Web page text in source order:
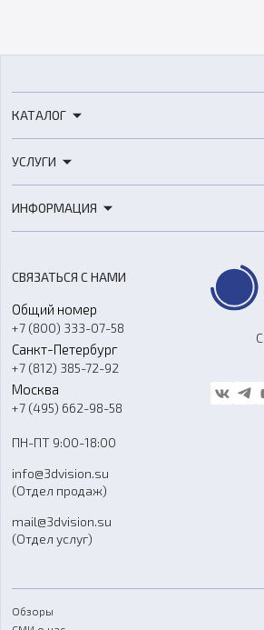
КАТАЛОГ
3D-сканеры
Расходные материалы
Оборудование и материалы для
Аксессуары и прочее оборудование
Программное обеспечение
УСЛУГИ
3D-моделирование
Ремонт и услуги
ИНФОРМАЦИЯ
О компании
Контакты
Гос. закупки
Стать дилером
Блог
FAQ
СВЯЗАТЬСЯ С НАМИ
Общий номер
+7 (800) 333-07-58
Санкт-Петербург
+7 (812) 385-72-92
Москва
+7 (495) 662-98-58
ПН-ПТ 9:00-18:00
info@3dvision.su
(Отдел продаж)
mail@3dvision.su
(Отдел услуг)
Обзоры